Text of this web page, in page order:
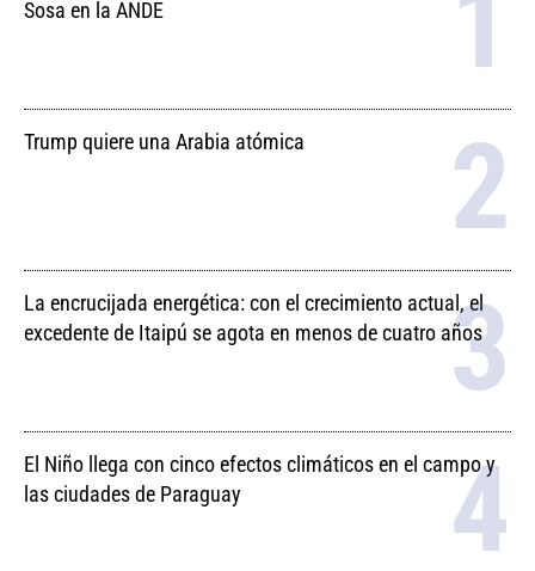
Sosa en la ANDE
Trump quiere una Arabia atómica
La encrucijada energética: con el crecimiento actual, el
excedente de Itaipú se agota en menos de cuatro años
El Niño llega con cinco efectos climáticos en el campo y
las ciudades de Paraguay